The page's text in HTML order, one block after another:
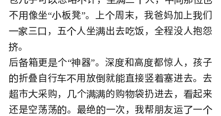
不 像坐“板凳”。上周末，我爸妈加上们
三  ，五人坐出去饭，全程没人抱怨
。
后箱更 个“器”。深和高都惊人，孩子
折叠自行用放 就直接竖塞进去。去
市采购， 个的购袋扔进去， 起来
还是空荡荡。最绝一次，我帮朋友运 一